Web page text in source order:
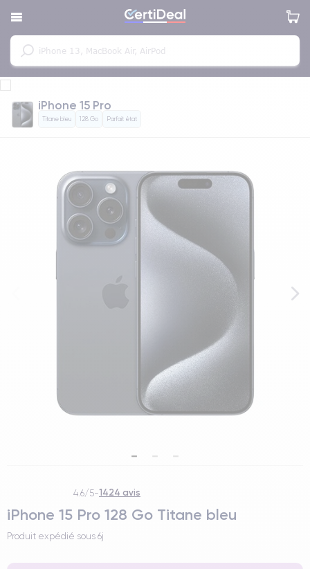
iPhone 15 Pro
Titane bleu 128 Go Parfait état
4.6/5-1424 avis
iPhone 15 Pro 128 Go Titane bleu
Produit expédié sous 6j